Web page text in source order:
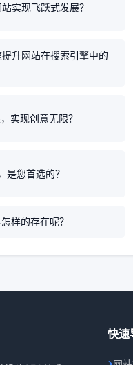
实现飞跃式发展？
升网站在搜索引擎中的
实现创意无限？
是您首选的？
样的存在呢？
快速